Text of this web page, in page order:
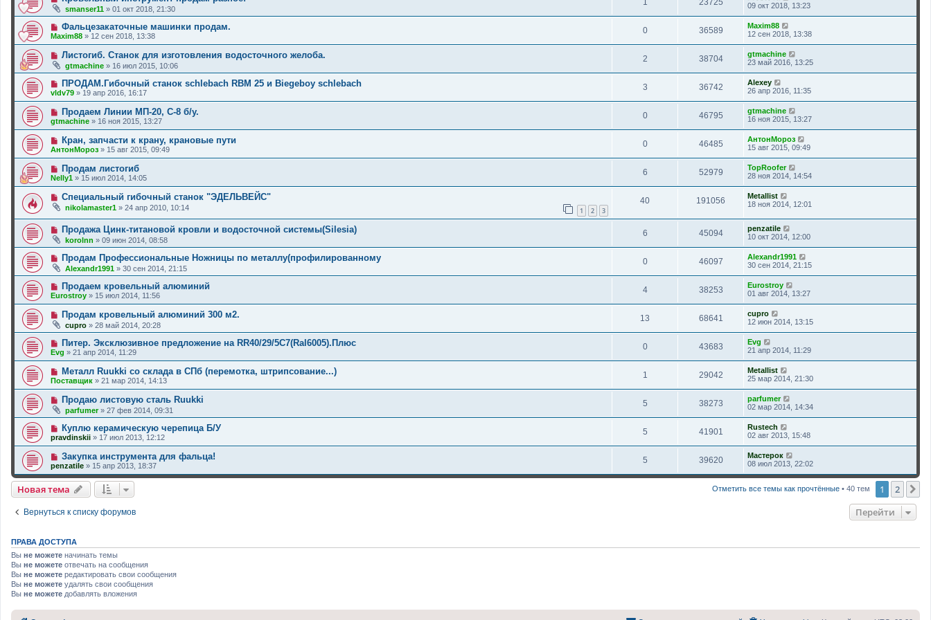
smanser11 » 01 окт 2018, 21:30
1 23725
09 окт 2018, 13:23
Фальцезакаточные машинки продам.
Maxim88 » 12 сен 2018, 13:38
0 36589
Maxim88
12 сен 2018, 13:38
Листогиб. Станок для изготовления водосточного желоба.
gtmachine » 16 июл 2015, 10:06
2 38704
gtmachine
23 май 2016, 13:25
ПРОДАМ.Гибочный станок schlebach RBM 25 и Biegeboy schlebach
vldv79 » 19 апр 2016, 16:17
3 36742
Alexey
26 апр 2016, 11:35
Продаем Линии МП-20, С-8 б/у.
gtmachine » 16 ноя 2015, 13:27
0 46795
gtmachine
16 ноя 2015, 13:27
Кран, запчасти к крану, крановые пути
АнтонМороз » 15 авг 2015, 09:49
0 46485
АнтонМороз
15 авг 2015, 09:49
Продам листогиб
Nelly1 » 15 июл 2014, 14:05
6 52979
TopRoofer
28 ноя 2014, 14:54
Специальный гибочный станок "ЭДЕЛЬВЕЙС"
nikolamaster1 » 24 апр 2010, 10:14 1 2 3
40 191056
Metallist
18 ноя 2014, 12:01
Продажа Цинк-титановой кровли и водосточной системы(Silesia)
korolnn » 09 июн 2014, 08:58
6 45094
penzatile
10 окт 2014, 12:00
Продам Профессиональные Ножницы по металлу(профилированному
Alexandr1991 » 30 сен 2014, 21:15
0 46097
Alexandr1991
30 сен 2014, 21:15
Продаем кровельный алюминий
Eurostroy » 15 июл 2014, 11:56
4 38253
Eurostroy
01 авг 2014, 13:27
Продам кровельный алюминий 300 м2.
cupro » 28 май 2014, 20:28
13 68641
cupro
12 июн 2014, 13:15
Питер. Эксклюзивное предложение на RR40/29/5C7(Ral6005).Плюс
Evg » 21 апр 2014, 11:29
0 43683
Evg
21 апр 2014, 11:29
Металл Ruukki со склада в СПб (перемотка, штрипсование...)
Поставщик » 21 мар 2014, 14:13
1 29042
Metallist
25 мар 2014, 21:30
Продаю листовую сталь Ruukki
parfumer» 27 фев 2014, 09:31
5 38273
parfumer
02 мар 2014, 14:34
Куплю керамическую черепица Б/У
pravdinskii » 17 июл 2013, 12:12
5 41901
Rustech
02 авг 2013, 15:48
Закупка инструмента для фальца!
penzatile » 15 апр 2013, 18:37
5 39620
Мастерок
08 июл 2013, 22:02
Новая тема Отметить все темы как прочтённые • 40 тем 1 2
Вернуться к списку форумов Перейти
ПРАВА ДОСТУПА
Вы не можете начинать темы
Вы не можете отвечать на сообщения
Вы не можете редактировать свои сообщения
Вы не можете удалять свои сообщения
Вы не можете добавлять вложения